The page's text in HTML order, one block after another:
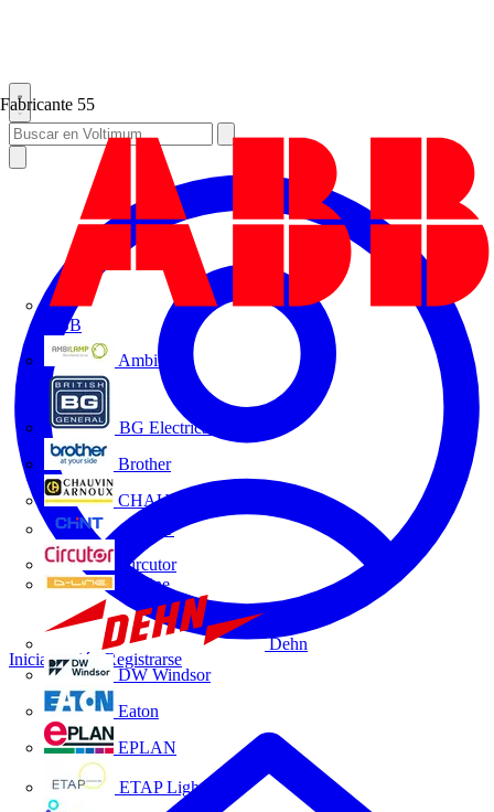
Fabricante 55
ABB
Ambilamp
BG Electrical
Brother
CHAUVIN ARNOUX
CHINT
Circutor
D-Line
Dehn
DW Windsor
Eaton
EPLAN
ETAP Lighting
Iniciar sesión Registrarse